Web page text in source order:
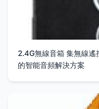
2.4G無線音箱 集無線
的智能音頻解決方案